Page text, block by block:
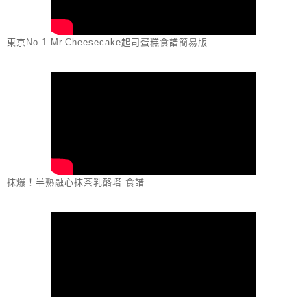
東京No.1 Mr.Cheesecake起司蛋糕食譜簡易版
抹爆！半熟融心抹茶乳酪塔 食譜